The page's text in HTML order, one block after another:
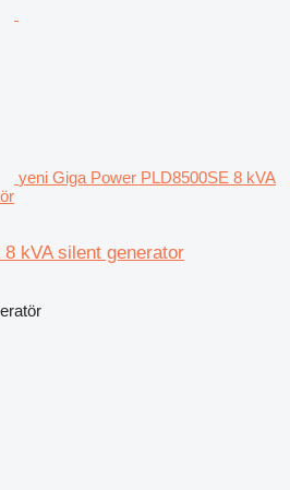
yeni Giga Power PLD8500SE 8 kVA
kVA silent generator